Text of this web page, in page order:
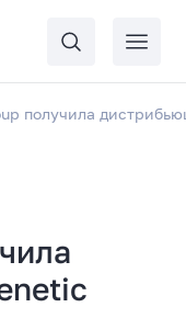
получила